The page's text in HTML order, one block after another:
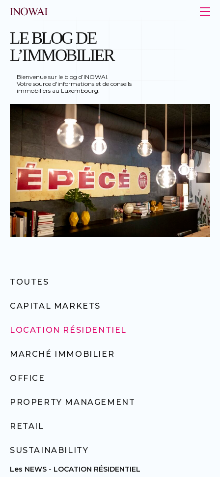
LE BLOG DE
L’IMMOBILIER
Bienvenue sur le blog d’INOWAI.
Votre source d'informations et de conseils
immobiliers au Luxembourg.
TOUTES
CAPITAL MARKETS
LOCATION RÉSIDENTIEL
MARCHÉ IMMOBILIER
OFFICE
PROPERTY MANAGEMENT
RETAIL
SUSTAINABILITY
Les NEWS - LOCATION RÉSIDENTIEL